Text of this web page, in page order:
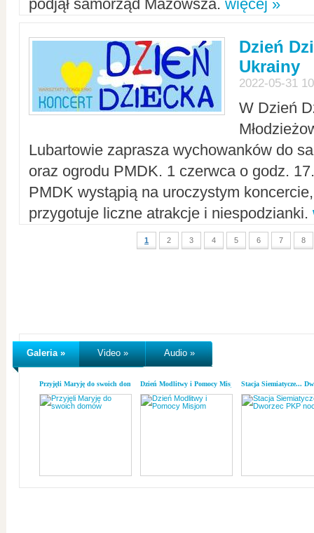
podjął samorząd Mazowsza. więcej »
Dzień
Ukrainy
2022-05-31
W Dzień
Lubartowie zaprasza wychowanków do
oraz ogrodu PMDK. 1 czerwca o godz.
PMDK wystąpią na uroczystym
przygotuje liczne atrakcje i niespodzianki.
1 2 3 4 5 6 7 8
Galeria » Video » Audio »
Przyjęli Maryję do swoich domówDzień Modlitwy i Pomocy MisjomStacja Siemiatycze...